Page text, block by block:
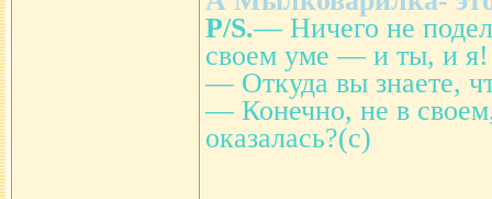
P/S.— Ничего не
своем уме — и ты, и я!
— Откуда вы знаете,
— Конечно, не в
оказалась?(с)